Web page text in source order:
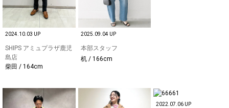
2024.10.03 UP
SHIPS アミュプラザ鹿児
島店
柴田 / 164cm
2025.09.04 UP
本部スタッフ
机 / 166cm
2022.07.06 UP